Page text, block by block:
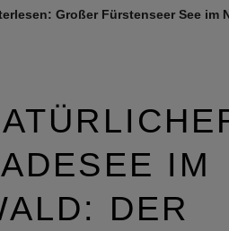
Großer Fürstenseer See
IM
DER